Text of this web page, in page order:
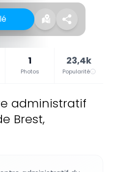
1
Photos
23,4k
Popularité
administratif
Brest,